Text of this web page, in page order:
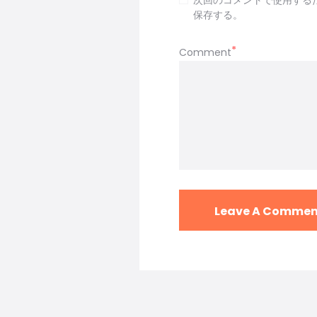
保存する。
Comment